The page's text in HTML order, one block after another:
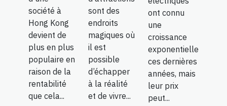
société à
Hong Kong
devient de
plus en plus
populaire en
raison de la
rentabilité
que cela...
sont des
endroits
magiques où
il est
possible
d’échapper
à la réalité
et de vivre...
ont connu
une
croissance
exponentielle
ces dernières
années, mais
leur prix
peut...